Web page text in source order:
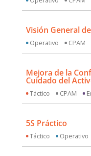
Visión General
Operativo CPAM
Mejora de la
Cuidado del
Táctico CPAM
5S Práctico
Táctico Operativo